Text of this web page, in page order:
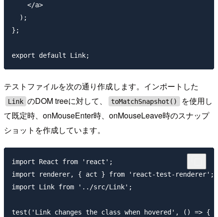
    </a>
  );
};
テストファイルを次の通り作成します。インポートした
Link のDOM treeに対して、 toMatchSnapshot()
を使用し
て既定時、onMouseEnter時、onMouseLeave時のスナップ
ショットを作成しています。
import React from 'react';
import renderer, { act } from 'react-test-renderer';
import Link from '../src/Link';
test('Link changes the class when hovered', () => {